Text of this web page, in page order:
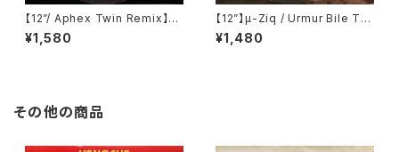
【12”/ Aphex Twin Remix】B
eck / The New Pollution (Z
ac Records) (ZAC 148)
¥1,580
【12”】µ-Ziq / Urmur Bile Tra
x Volume 2 (Planet Mu) (PL
UTT2)
¥1,480
その他の商品